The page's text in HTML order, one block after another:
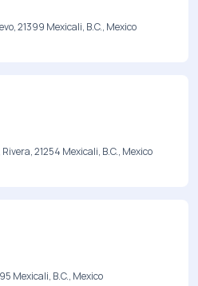
21399 Mexicali, B.C., Mexico
21254 Mexicali, B.C., Mexico
Mexicali, B.C., Mexico